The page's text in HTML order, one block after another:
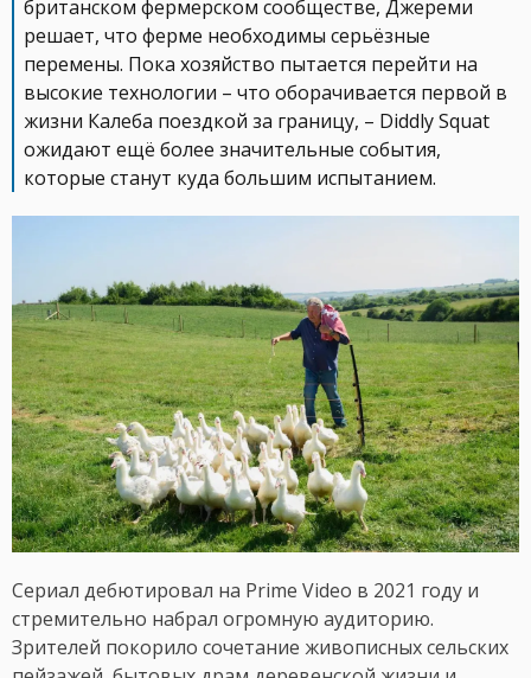
британском фермерском сообществе, Джереми
решает, что ферме необходимы серьёзные
перемены. Пока хозяйство пытается перейти на
высокие технологии – что оборачивается первой в
жизни Калеба поездкой за границу, – Diddly Squat
ожидают ещё более значительные события,
которые станут куда большим испытанием.
Сериал дебютировал на Prime Video в 2021 году и
стремительно набрал огромную аудиторию.
Зрителей покорило сочетание живописных сельских